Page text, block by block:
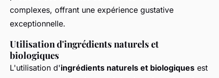
complexes, offrant une expérience gustative
exceptionnelle.
Utilisation d'ingrédients naturels et
biologiques
L'utilisation d'ingrédients naturels et biologiques est